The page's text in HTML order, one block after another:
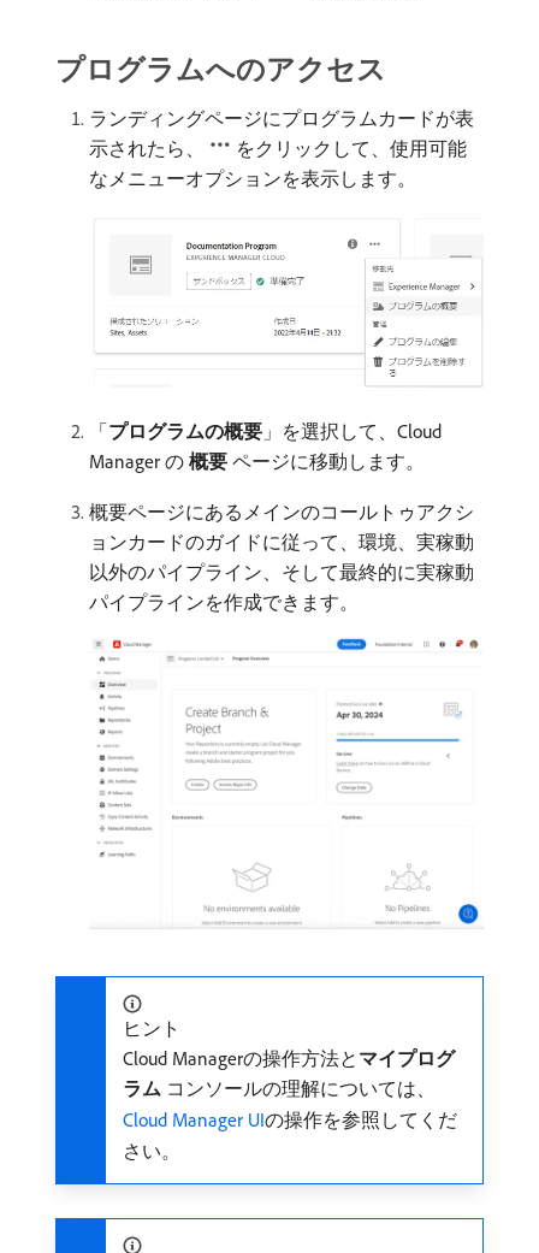
プログラムへのアクセス
ランディングページにプログラムカードが表
示されたら、
をクリックして、使用可能
なメニューオプションを表示します。
「プログラムの概要 」を選択して、Cloud
Manager の​ 概要 ​ページに移動します。
概要ページにあるメインのコールトゥアクシ
ョンカードのガイドに従って、環境、実稼動
以外のパイプライン、そして最終的に実稼動
パイプラインを作成できます。
ヒント
Cloud Managerの操作方法と​ マイプログ
ラム コンソールの理解については、
Cloud Manager UIの操作を参照してくだ
さい。